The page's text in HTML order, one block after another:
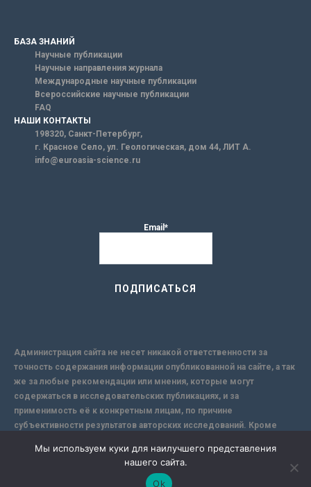
БАЗА ЗНАНИЙ
Научные публикации
Научные направления журнала
Международные научные публикации
Всероссийские научные публикации
FAQ
НАШИ КОНТАКТЫ
198320, Санкт-Петербург,
г. Красное Село, ул. Геологическая, дом 44, ЛИТ А.
info@euroasia-science.ru
Email*
Администрация сайта не несет никакой ответственности за
точность содержания информации опубликованной на сайте, а так
же за любые рекомендации или мнения, которые могут
содержаться в исследовательских публикациях, и за
применимость её к конкретным лицам, по причине
субъективности результатов авторских исследований. Кроме
надежной защиты информации, Сайт не несет ответственности за
информацию, присылаемую через интернет.
Мы используем куки для наилучшего представления
нашего сайта.
Ok